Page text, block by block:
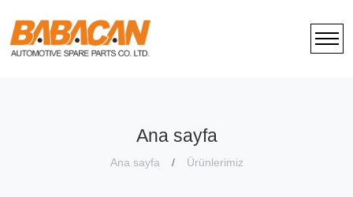
Ana sayfa
Ana sayfa Ürünlerimiz